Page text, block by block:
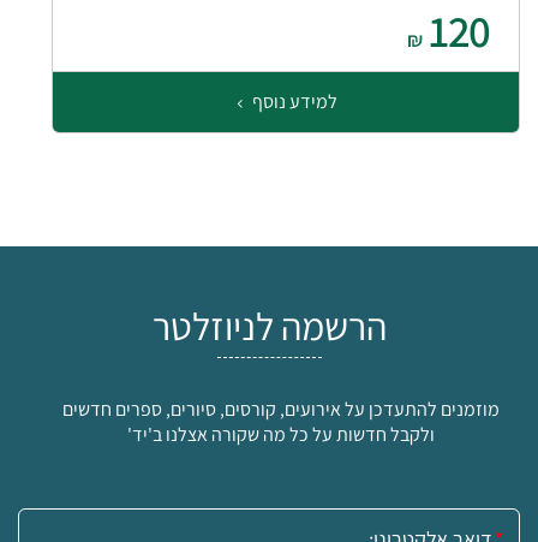
120
₪
למידע נוסף
הרשמה לניוזלטר
מוזמנים להתעדכן על אירועים, קורסים, סיורים, ספרים חדשים
ולקבל חדשות על כל מה שקורה אצלנו ב'יד'
אימייל: